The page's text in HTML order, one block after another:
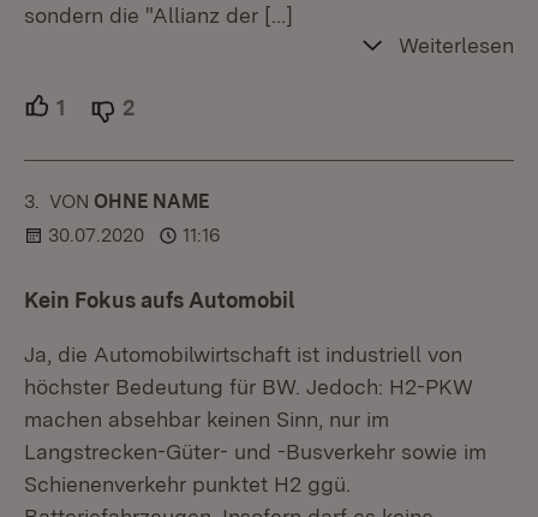
sondern die "Allianz der […]
Weiterlesen
1 Unterstützer.
2
3. KOMMENTAR
VON :OHNE NAME
30.07.2020
11:16
Kein Fokus aufs Automobil
Ja, die Automobilwirtschaft ist industriell von
höchster Bedeutung für BW. Jedoch: H2-PKW
machen absehbar keinen Sinn, nur im
Langstrecken-Güter- und -Busverkehr sowie im
Schienenverkehr punktet H2 ggü.